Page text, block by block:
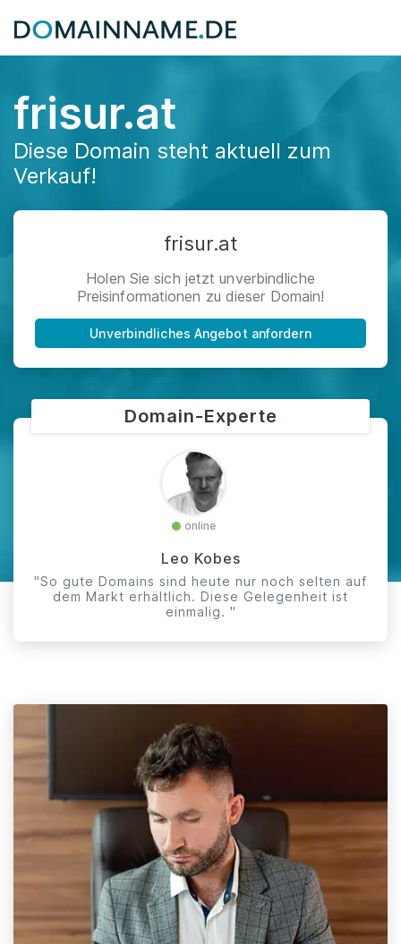
frisur.at
Diese Domain steht aktuell zum
Verkauf!
frisur.at
Holen Sie sich jetzt unverbindliche
Preisinformationen zu dieser Domain!
Unverbindliches Angebot anfordern
Domain-Experte
online
Leo Kobes
"So gute Domains sind heute nur noch selten auf
dem Markt erhältlich. Diese Gelegenheit ist
einmalig. "